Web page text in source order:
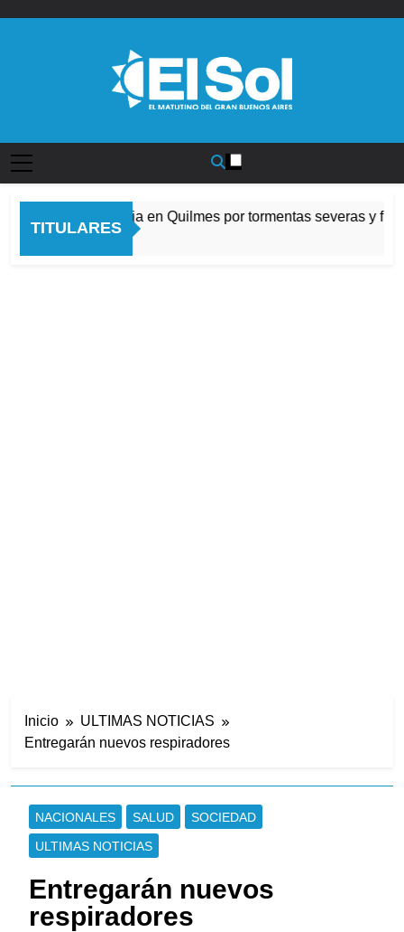
TITULARES
Alerta naranja en Quilmes por tormentas severas y
Inicio
ULTIMAS NOTICIAS
Entregarán nuevos respiradores
NACIONALES SALUD
SOCIEDAD
ULTIMAS NOTICIAS
Entregarán nuevos
respiradores